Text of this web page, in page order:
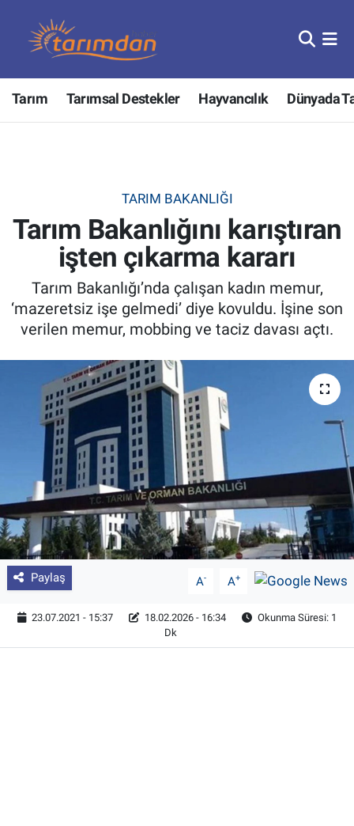
Tarım Tarımsal Destekler Hayvancılık Dünyada
TARIM BAKANLIĞI
Tarım Bakanlığını karıştıran
işten çıkarma kararı
Tarım Bakanlığı’nda çalışan kadın memur,
‘mazeretsiz işe gelmedi’ diye kovuldu. İşine son
verilen memur, mobbing ve taciz davası açtı.
Paylaş A- A+
23.07.2021 - 15:37 18.02.2026 - 16:34
Okunma Süresi: 1
Dk
Tarım
Hayvancılık
Tarımsal Destekler
Tarım Bakanlığı
TZOB
Tarım Kredi Kooperatifleri
Pankobirlik
Et fiyatları
Tarım Bilgisi
Yetiştirici Soruyor
Dünyada Tarım
Üretici Birlikleri
Şeker ve Şekerli Mamüller
Nöbetçi Eczaneler
Hava Durumu
Tüm Manşetler
Son Dakika Haberleri
Haber Arşivi